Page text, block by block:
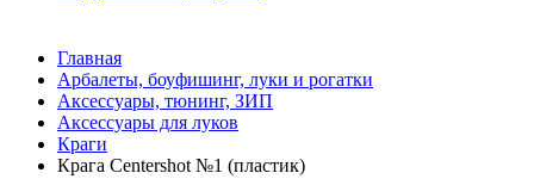
Главная
Арбалеты, боуфишинг, луки и рогатки
Аксессуары, тюнинг, ЗИП
Аксессуары для луков
Краги
Крага Centershot №1 (пластик)